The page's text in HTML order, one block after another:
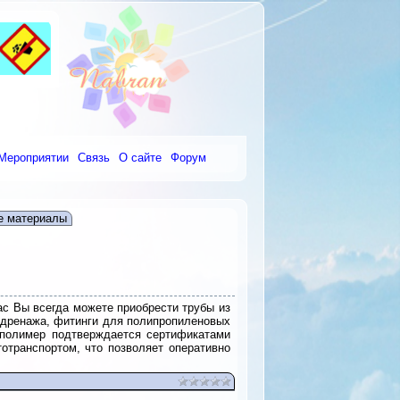
Связь О сайте Форум
материалы
Вы всегда можете приобрести трубы из
фитинги для полипропиленовых
подтверждается сертификатами
что позволяет оперативно